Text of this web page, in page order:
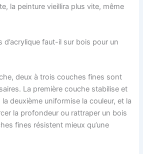
la peinture vieillira plus vite, même
d’acrylique faut-il sur bois pour un
deux à trois couches fines sont
La première couche stabilise et
deuxième uniformise la couleur, et la
la profondeur ou rattraper un bois
fines résistent mieux qu’une